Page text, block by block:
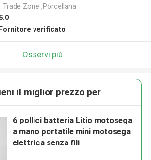
Trade Zone ,Porcellana
5.0
Fornitore verificato
Osservi più
il miglior prezzo per
6 pollici batteria Litio motosega
a mano portatile mini motosega
elettrica senza fili